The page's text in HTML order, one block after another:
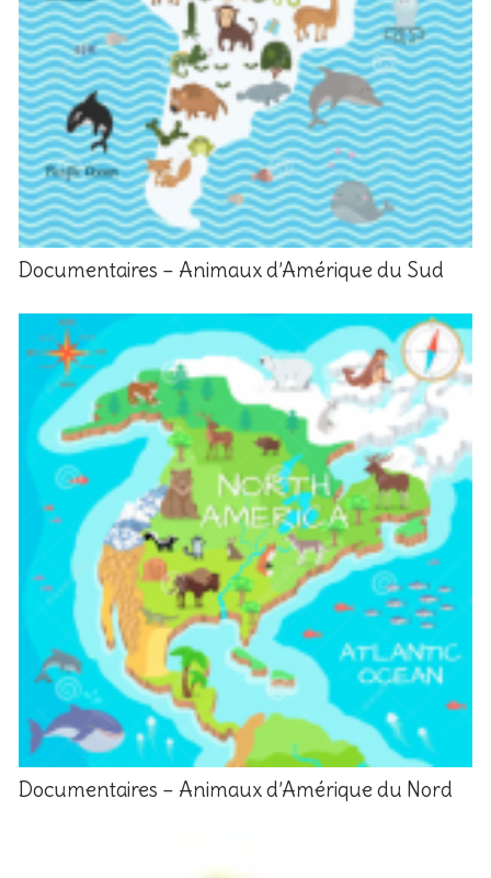
Documentaires – Animaux d’Amérique du Sud
Documentaires – Animaux d’Amérique du Nord